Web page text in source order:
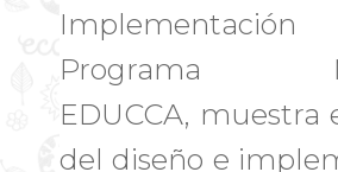
Programa
EDUCCA, muestra
del diseño e